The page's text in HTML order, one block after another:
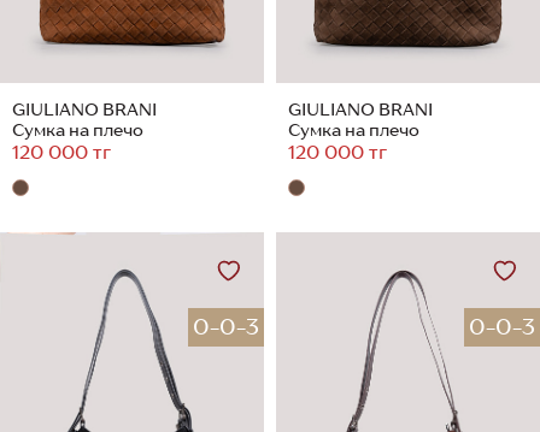
GIULIANO BRANI
Сумка на плечо
120 000 тг
GIULIANO BRANI
Сумка на плечо
120 000 тг
0-0-3 0-0-3